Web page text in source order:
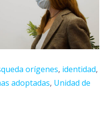
orígenes, identidad,
adoptadas, Unidad de